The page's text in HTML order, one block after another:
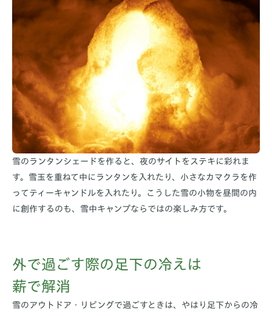
雪のランタンシェードを作ると、夜のサイトをステキに彩れま
す。雪玉を重ねて中にランタンを入れたり、小さなカマクラを作
ってティーキャンドルを入れたり。こうした雪の小物を昼間の内
に創作するのも、雪中キャンプならではの楽しみ方です。
外で過ごす際の足下の冷えは
薪で解消
雪のアウトドア・リビングで過ごすときは、やはり足下からの冷